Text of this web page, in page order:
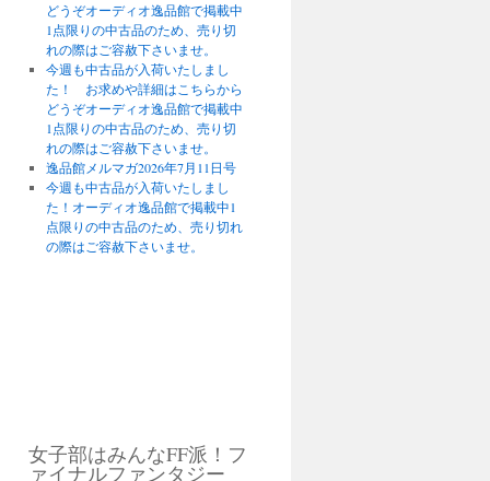
どうぞオーディオ逸品館で掲載中
1点限りの中古品のため、売り切
れの際はご容赦下さいませ。
今週も中古品が入荷いたしまし
た！ お求めや詳細はこちらから
どうぞオーディオ逸品館で掲載中
1点限りの中古品のため、売り切
れの際はご容赦下さいませ。
逸品館メルマガ2026年7月11日号
今週も中古品が入荷いたしまし
た！オーディオ逸品館で掲載中1
点限りの中古品のため、売り切れ
の際はご容赦下さいませ。
女子部はみんなFF派！フ
ァイナルファンタジー